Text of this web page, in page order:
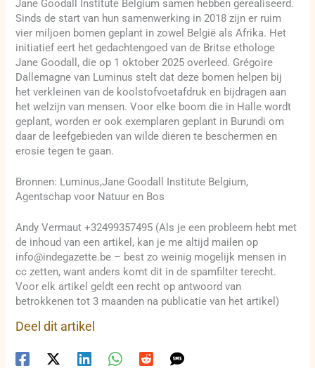
Jane Goodall Institute Belgium samen hebben gerealiseerd.
Sinds de start van hun samenwerking in 2018 zijn er ruim
vier miljoen bomen geplant in zowel België als Afrika. Het
initiatief eert het gedachtengoed van de Britse ethologe
Jane Goodall, die op 1 oktober 2025 overleed. Grégoire
Dallemagne van Luminus stelt dat deze bomen helpen bij
het verkleinen van de koolstofvoetafdruk en bijdragen aan
het welzijn van mensen. Voor elke boom die in Halle wordt
geplant, worden er ook exemplaren geplant in Burundi om
daar de leefgebieden van wilde dieren te beschermen en
erosie tegen te gaan.
Bronnen: Luminus,Jane Goodall Institute Belgium,
Agentschap voor Natuur en Bos
Andy Vermaut +32499357495 (Als je een probleem hebt met
de inhoud van een artikel, kan je me altijd mailen op
info@indegazette.be – best zo weinig mogelijk mensen in
cc zetten, want anders komt dit in de spamfilter terecht.
Voor elk artikel geldt een recht op antwoord van
betrokkenen tot 3 maanden na publicatie van het artikel)
Deel dit artikel